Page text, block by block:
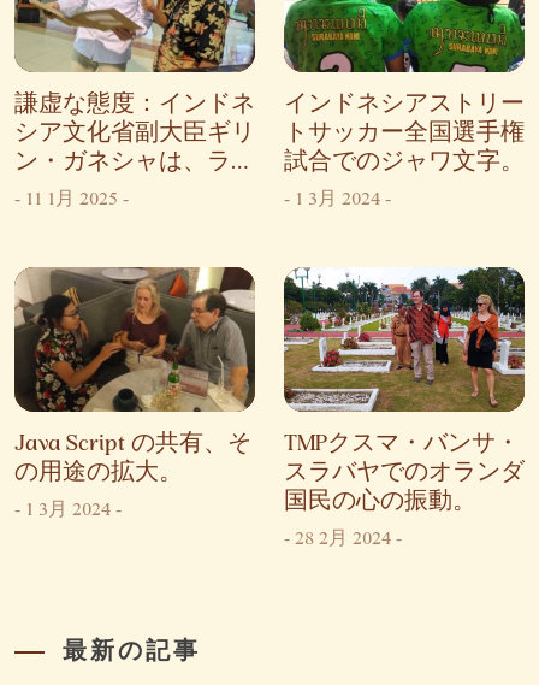
謙虚な態度：インドネ
シア文化省副大臣ギリ
ン・ガネシャは、ラジ
ャパトニからのヌサン
タラ文字の発展に関す
-11 1月 2025-
インドネシアストリー
トサッカー全国選手権
試合でのジャワ文字。
-1 3月 2024-
Java Script の共有、そ
の用途の拡大。
-1 3月 2024-
TMPクスマ・バンサ・
スラバヤでのオランダ
国民の心の振動。
-28 2月 2024-
最新の記事